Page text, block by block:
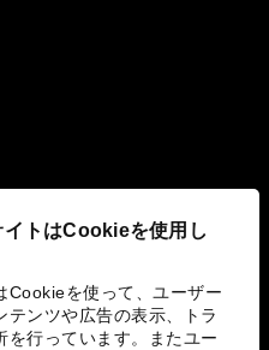
イトはCookieを使用し
Cookieを使って、ユーザー
テンツや広告の表示、トラ
を行っています。またユー
from Itself
World?